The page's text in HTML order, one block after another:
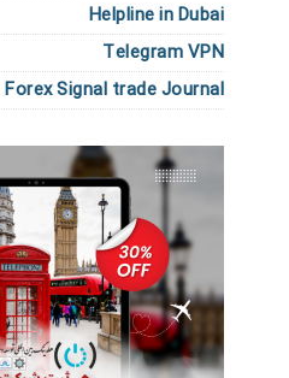
Helpline in Dubai
Telegram VPN
Forex Signal trade Journal